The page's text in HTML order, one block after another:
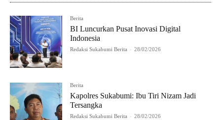
Berita
BI Luncurkan Pusat Inovasi Digital
Indonesia
Redaksi Sukabumi Berita - 28/02/2026
Berita
Kapolres Sukabumi: Ibu Tiri Nizam Jadi
Tersangka
Redaksi Sukabumi Berita - 28/02/2026